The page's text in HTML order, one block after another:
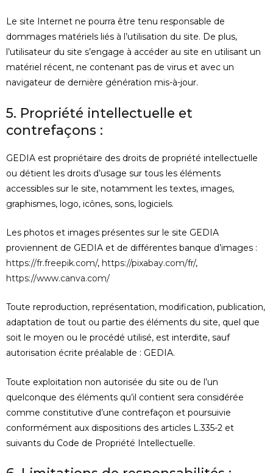
Le site Internet ne pourra être tenu responsable de
dommages matériels liés à l’utilisation du site. De plus,
l’utilisateur du site s’engage à accéder au site en utilisant un
matériel récent, ne contenant pas de virus et avec un
navigateur de dernière génération mis-à-jour.
5. Propriété intellectuelle et
contrefaçons :
GEDIA est propriétaire des droits de propriété intellectuelle
ou détient les droits d’usage sur tous les éléments
accessibles sur le site, notamment les textes, images,
graphismes, logo, icônes, sons, logiciels.
Les photos et images présentes sur le site GEDIA
proviennent de GEDIA et de différentes banque d’images :
https://fr.freepik.com/, https://pixabay.com/fr/,
https://www.canva.com/
Toute reproduction, représentation, modification, publication,
adaptation de tout ou partie des éléments du site, quel que
soit le moyen ou le procédé utilisé, est interdite, sauf
autorisation écrite préalable de : GEDIA.
Toute exploitation non autorisée du site ou de l’un
quelconque des éléments qu’il contient sera considérée
comme constitutive d’une contrefaçon et poursuivie
conformément aux dispositions des articles L.335-2 et
suivants du Code de Propriété Intellectuelle.